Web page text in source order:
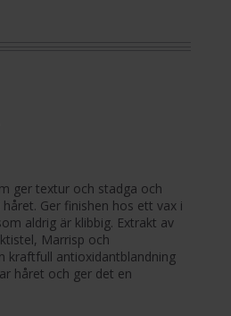
ger textur och stadga och
Ger finishen hos ett vax i
aldrig är klibbig. Extrakt av
Marrisp och
kraftfull antioxidantblandning
håret och ger det en